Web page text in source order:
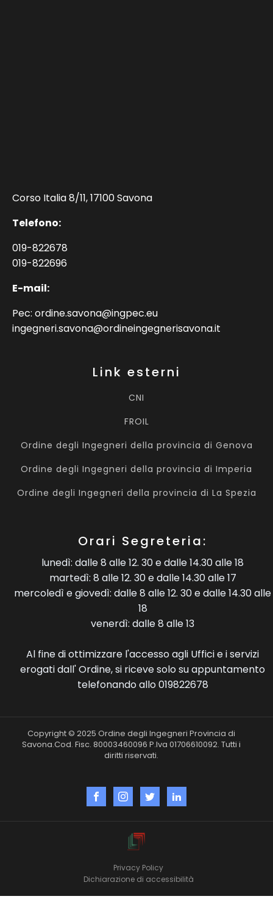
Corso Italia 8/11, 17100 Savona
Telefono:
019-822678
019-822696
E-mail:
Pec: ordine.savona@ingpec.eu
ingegneri.savona@ordineingegnerisavona.it
Link esterni
CNI
FROIL
Ordine degli Ingegneri della provincia di Genova
Ordine degli Ingegneri della provincia di Imperia
Ordine degli Ingegneri della provincia di La Spezia
Orari Segreteria:
lunedì: dalle 8 alle 12. 30 e dalle 14.30 alle 18
martedì: 8 alle 12. 30 e dalle 14.30 alle 17
mercoledì e giovedì: dalle 8 alle 12. 30 e dalle 14.30 alle
18
venerdì: dalle 8 alle 13
Al fine di ottimizzare l'accesso agli Uffici e i servizi
erogati dall' Ordine, si riceve solo su appuntamento
telefonando allo 019822678
Copyright © 2025 Ordine degli Ingegneri Provincia di
Savona.Cod. Fisc. 80003460096 P.Iva 01706610092. Tutti i
diritti riservati.
Privacy Policy
Dichiarazione di accessibilità